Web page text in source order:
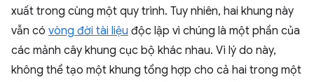
xuất trong cùng một quy trình. Tuy nhiên, hai khung này
vẫn có vòng đời tài liệu độc lập vì chúng là một phần của
các mảnh cây khung cục bộ khác nhau. Vì lý do này,
không thể tạo một khung tổng hợp cho cả hai trong một